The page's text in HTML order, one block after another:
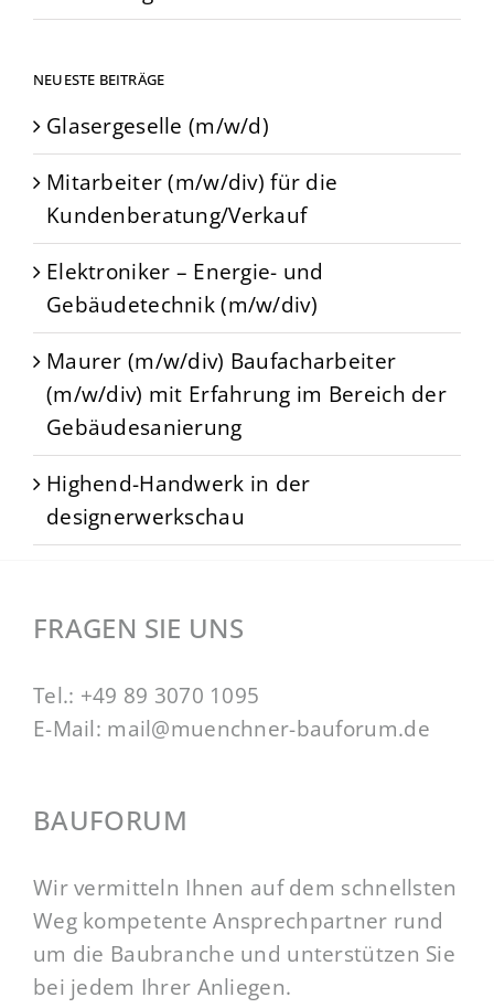
NEUESTE BEITRÄGE
Glasergeselle (m/w/d)
Mitarbeiter (m/w/div) für die
Kundenberatung/Verkauf
Elektroniker – Energie- und
Gebäudetechnik (m/w/div)
Maurer (m/w/div) Baufacharbeiter
(m/w/div) mit Erfahrung im Bereich der
Gebäudesanierung
Highend-Handwerk in der
designerwerkschau
FRAGEN SIE UNS
Tel.: +49 89 3070 1095
E-Mail: mail@muenchner-bauforum.de
BAUFORUM
Wir vermitteln Ihnen auf dem schnellsten
Weg kompetente Ansprechpartner rund
um die Baubranche und unterstützen Sie
bei jedem Ihrer Anliegen.